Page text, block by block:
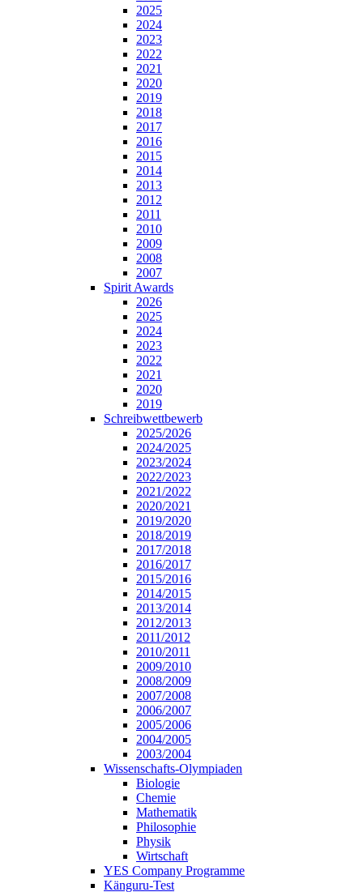
2025
2024
2023
2022
2021
2020
2019
2018
2017
2016
2015
2014
2013
2012
2011
2010
2009
2008
2007
Spirit Awards
2026
2025
2024
2023
2022
2021
2020
2019
Schreibwettbewerb
2025/2026
2024/2025
2023/2024
2022/2023
2021/2022
2020/2021
2019/2020
2018/2019
2017/2018
2016/2017
2015/2016
2014/2015
2013/2014
2012/2013
2011/2012
2010/2011
2009/2010
2008/2009
2007/2008
2006/2007
2005/2006
2004/2005
2003/2004
Wissenschafts-Olympiaden
Biologie
Chemie
Mathematik
Philosophie
Physik
Wirtschaft
YES Company Programme
Känguru-Test